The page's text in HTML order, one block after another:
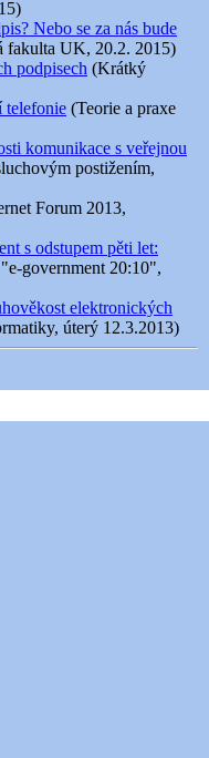
Nebo se za nás bude
fakulta UK, 20.2. 2015)
podpisech (Krátký
telefonie (Teorie a praxe
komunikace s veřejnou
postižením,
Forum 2013,
s odstupem pěti let:
government 20:10",
elektronických
úterý 12.3.2013)